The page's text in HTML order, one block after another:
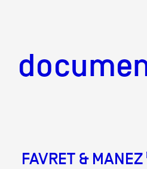
FAVRET & MANEZ